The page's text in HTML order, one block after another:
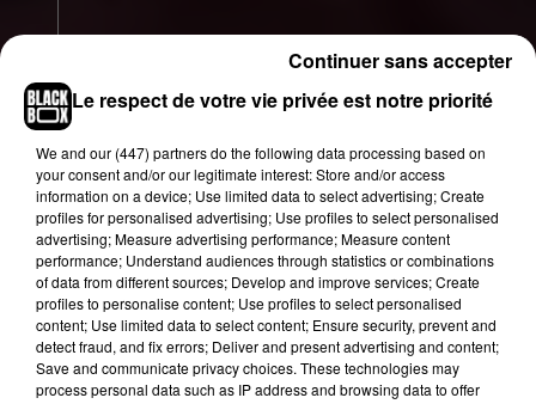
Eminemen a également profité pour dévoiler un
Le respect de votre vie privée est notre priorité
We and our (447) partnersdo the following data processing based on
your consent and/or our legitimate interest: Store and/or access
information on a device; Use limited data to select advertising; Create
profiles for personalised advertising; Use profiles to select personalised
advertising; Measure advertising performance; Measure content
performance; Understand audiences through statistics or combinations
of data from different sources; Develop and improve services; Create
profiles to personalise content; Use profiles to select personalised
content; Use limited data to select content; Ensure security, prevent and
detect fraud, and fix errors; Deliver and present advertising and content;
Save and communicate privacy choices. These technologies may
process personal data such as IP address and browsing data to offer
Continuer sans accepter